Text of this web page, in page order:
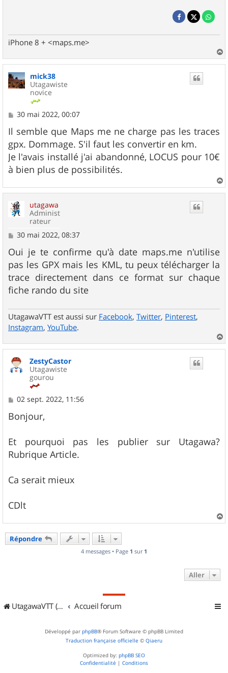
iPhone 8 + <maps.me>
a
u
mick38
Utagawiste
novice
M
s
s
a
g
e
30 mai 2022, 00:07
Il semble que Maps me ne charge pas les traces
gpx. Dommage. S'il faut les convertir en km.
Je l'avais installé j'ai abandonné, LOCUS pour 10€
à bien plus de possibilités.
a
utagawa
Administ
rateur
M
s
s
a
g
e
30 mai 2022, 08:37
Oui je te confirme qu'à date maps.me n'utilise
pas les GPX mais les KML, tu peux télécharger la
trace directement dans ce format sur chaque
fiche rando du site
UtagawaVTT est aussi sur Facebook, Twitter, Pinterest,
Instagram, YouTube.
a
u
ZestyCastor
Utagawiste
gourou
M
s
s
g
e
02 sept. 2022, 11:56
Bonjour,
Et pourquoi pas les publier sur Utagawa?
Rubrique Article.
Ca serait mieux
CDlt
a
Répondre
4 messages • Page 1 sur 1
Aller
UtagawaVTT (Randos VTT et VTTAE avec traces GPS) Accueil forum
Développé par phpBB® Forum Software © phpBB Limited
Traduction française officielle © Qiaeru
Optimized by: phpBB SEO
Confidentialité | Conditions